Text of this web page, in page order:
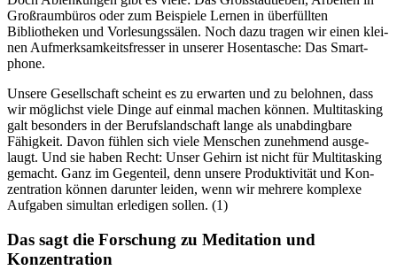
Groß­raum­bü­ros oder zum Beispiele Lernen in über­füll­ten
Bibliotheken und Vor­le­sungs­sä­len. Noch dazu tragen wir einen klei­
nen Auf­merk­sam­keits­fres­ser in unse­rer Hosen­ta­sche: Das Smart­
phone.
Unsere Gesellschaft scheint es zu erwarten und zu belohnen, dass
wir mög­lichst viele Dinge auf einmal machen können. Mul­ti­tas­king
galt besonders in der Berufs­land­schaft lange als unab­ding­bare
Fähig­keit. Davon fühlen sich viele Men­schen zuneh­mend aus­ge­
laugt. Und sie haben Recht: Unser Gehirn ist nicht für Mul­ti­tas­king
gemacht. Ganz im Gegen­teil, denn unsere Pro­duk­ti­vi­tät und Kon­
zen­tra­tion können dar­un­ter leiden, wenn wir meh­rere kom­plexe
Auf­ga­ben simul­tan erle­di­gen sollen. (1)
Das sagt die Forschung zu Meditation und
Konzentration